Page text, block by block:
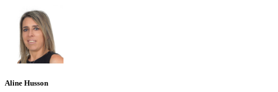
Aline Husson